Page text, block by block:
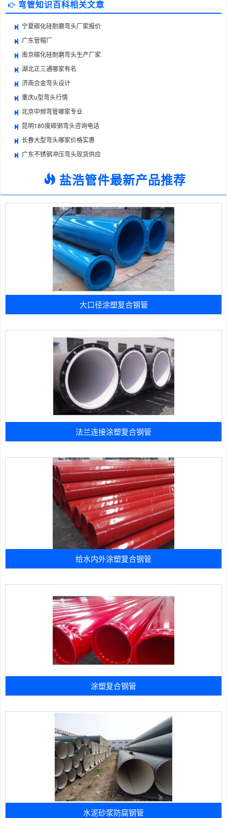
弯管知识百科相关文章
宁夏碳化硅耐磨弯头厂家报价
广东管帽厂
南京碳化硅耐磨弯头生产厂家
湖北正三通哪家有名
济南合金弯头设计
重庆u型弯头行情
北京中频弯管哪家专业
昆明180度碳钢弯头咨询电话
长春大型弯头哪家价格实惠
广东不锈钢冲压弯头现货供应
盐浩管件最新产品推荐
大口径涂塑复合钢管
法兰连接涂塑复合钢管
给水内外涂塑复合钢管
涂塑复合钢管
水泥砂浆防腐钢管